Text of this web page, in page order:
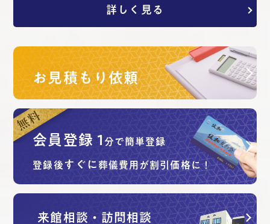
詳しく見る
お見積もり依頼
会員登録 1 分で簡単登録
登録後すぐに 葬儀費用が割引価格に！
来館相談・訪問相談